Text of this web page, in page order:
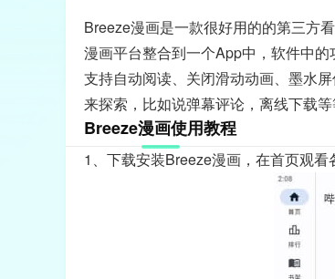
Breeze漫画是一款很好用的的第三方
漫画平台整合到一个App中，软件中
支持自动阅读、关闭滑动动画、墨水
来探索，比如说弹幕评论，离线下载
Breeze漫画使用教程
1、下载安装Breeze漫画，在首页观看